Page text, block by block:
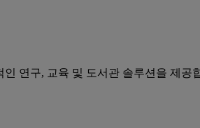
연구, 교육 및 도서관 솔루션을 제공